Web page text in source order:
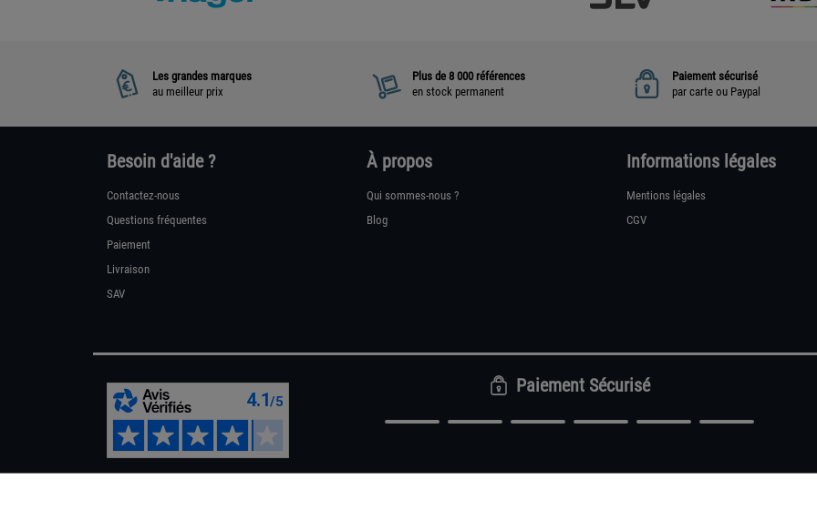
Les grandes marques
au meilleur prix
Plus de 8 000 références
en stock permanent
Paiement sécurisé
par carte ou Paypal
Besoin d'aide ?
Contactez-nous
Questions fréquentes
Paiement
Livraison
SAV
À propos
Qui sommes-nous ?
Blog
Informations légales
Mentions légales
CGV
Paiement Sécurisé